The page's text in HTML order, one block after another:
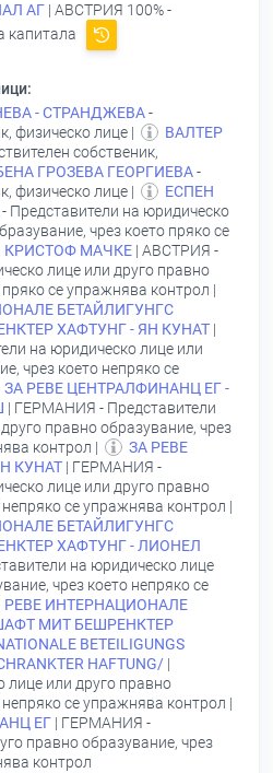
АГ | АВСТРИЯ 100% -
капитала
- СТРАНДЖЕВА-
физическо лице |
ВАЛТЕР
собственик,
ГРОЗЕВА ГЕОРГИЕВА-
физическо лице |
ЕСПЕН
на юридическо
чрез което пряко се
КРИСТОФ МАЧКЕ | АВСТРИЯ -
лице или друго правно
се упражнява контрол |
БЕТАЙЛИГУНГС
ХАФТУНГ - ЯН КУНАТ |
на юридическо лице или
чрез което непряко се
ЗА РЕВЕ ЦЕНТРАЛФИНАНЦ ЕГ -
| ГЕРМАНИЯ - Представители
правно образувание, чрез
контрол |
ЗА РЕВЕ
КУНАТ | ГЕРМАНИЯ -
лице или друго правно
се упражнява контрол |
БЕТАЙЛИГУНГС
ХАФТУНГ - ЛИОНЕЛ
на юридическо лице
чрез което непряко се
РЕВЕ ИНТЕРНАЦИОНАЛЕ
МИТ БЕШРЕНКТЕР
ВETEILIGUNGS
НAFTUNG/ |
или друго правно
се упражнява контрол |
ЕГ | ГЕРМАНИЯ -
правно образувание, чрез
контрол